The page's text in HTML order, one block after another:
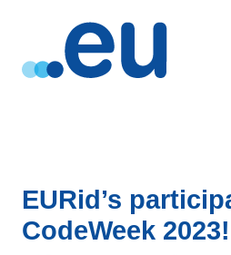
EURid’s
CodeWeek 2023!